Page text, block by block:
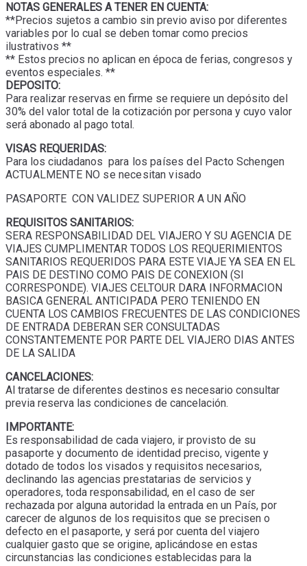
NOTAS GENERALES A TENER EN CUENTA:
**Precios sujetos a cambio sin previo aviso por diferentes
variables por lo cual se deben tomar como precios
ilustrativos **
** Estos precios no aplican en época de ferias, congresos y
eventos especiales. **
DEPOSITO:
Para realizar reservas en firme se requiere un depósito del
30% del valor total de la cotización por persona y cuyo valor
será abonado al pago total.
VISAS REQUERIDAS:
Para los ciudadanos para los países del Pacto Schengen
ACTUALMENTE NO se necesitan visado
PASAPORTE CON VALIDEZ SUPERIOR A UN AÑO
REQUISITOS SANITARIOS:
SERA RESPONSABILIDAD DEL VIAJERO Y SU AGENCIA DE
VIAJES CUMPLIMENTAR TODOS LOS REQUERIMIENTOS
SANITARIOS REQUERIDOS PARA ESTE VIAJE YA SEA EN EL
PAIS DE DESTINO COMO PAIS DE CONEXION (SI
CORRESPONDE). VIAJES CELTOUR DARA INFORMACION
BASICA GENERAL ANTICIPADA PERO TENIENDO EN
CUENTA LOS CAMBIOS FRECUENTES DE LAS CONDICIONES
DE ENTRADA DEBERAN SER CONSULTADAS
CONSTANTEMENTE POR PARTE DEL VIAJERO DIAS ANTES
DE LA SALIDA
CANCELACIONES:
Al tratarse de diferentes destinos es necesario consultar
previa reserva las condiciones de cancelación.
IMPORTANTE:
Es responsabilidad de cada viajero, ir provisto de su
pasaporte y documento de identidad preciso, vigente y
dotado de todos los visados y requisitos necesarios,
declinando las agencias prestatarias de servicios y
operadores, toda responsabilidad, en el caso de ser
rechazada por alguna autoridad la entrada en un País, por
carecer de algunos de los requisitos que se precisen o
defecto en el pasaporte, y será por cuenta del viajero
cualquier gasto que se origine, aplicándose en estas
circunstancias las condiciones establecidas para la